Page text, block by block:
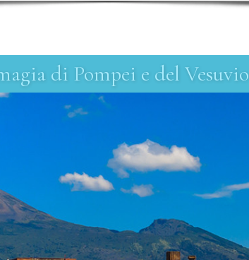
di Pompei e del Vesuvio